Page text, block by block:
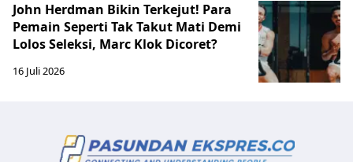
John Herdman Bikin Terkejut! Para
Pemain Seperti Tak Takut Mati Demi
Lolos Seleksi, Marc Klok Dicoret?
16 Juli 2026